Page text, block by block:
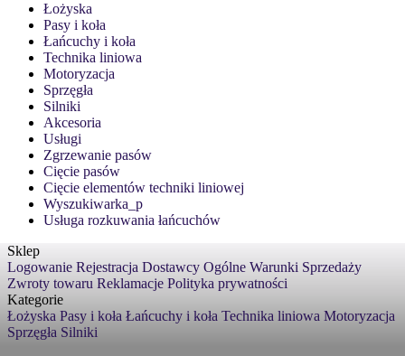
Łożyska
Pasy i koła
Łańcuchy i koła
Technika liniowa
Motoryzacja
Sprzęgła
Silniki
Akcesoria
Usługi
Zgrzewanie pasów
Cięcie pasów
Cięcie elementów techniki liniowej
Wyszukiwarka_p
Usługa rozkuwania łańcuchów
Sklep
Logowanie Rejestracja Dostawcy Ogólne Warunki Sprzedaży
Zwroty towaru Reklamacje Polityka prywatności
Kategorie
Łożyska Pasy i koła Łańcuchy i koła Technika liniowa Motoryzacja
Sprzęgła Silniki